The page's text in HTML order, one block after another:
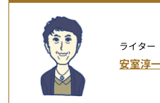
ライター
安室淳